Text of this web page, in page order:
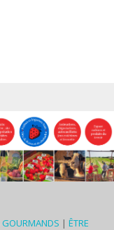
GOURMANDS | ÊTRE